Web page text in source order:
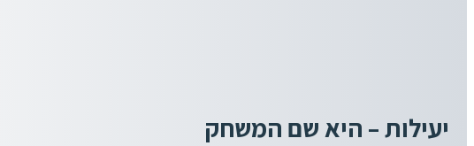
יעילות – היא שם המשחק